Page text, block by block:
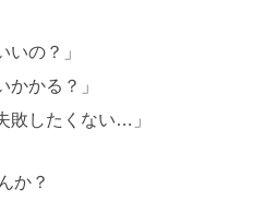
いの？」
かかる？」
敗したくない…」
か？